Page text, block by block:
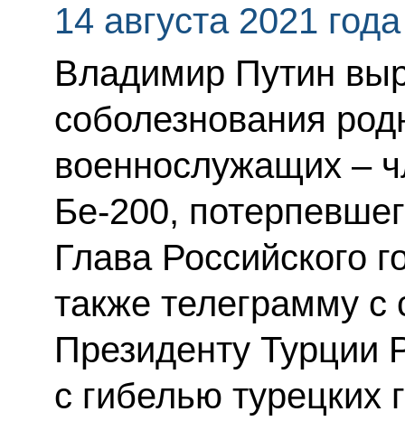
14 августа 2021 года
Владимир Путин
соболезнования
военнослужащих –
Бе-200,
Глава Российского
также телеграмму с
Президенту Турции
с гибелью турецких